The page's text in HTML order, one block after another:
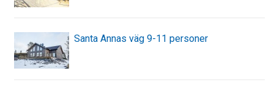
Santa Annas väg 9-11 personer